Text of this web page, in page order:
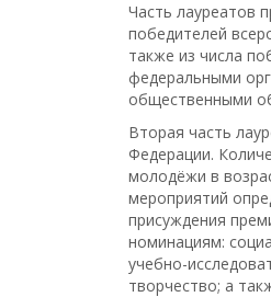
Часть лауреатов
победителей
также из числа
федеральными
общественными
Вторая часть
Федерации.
молодёжи в
мероприятий
присуждения
номинациям:
учебно-
творчество; а